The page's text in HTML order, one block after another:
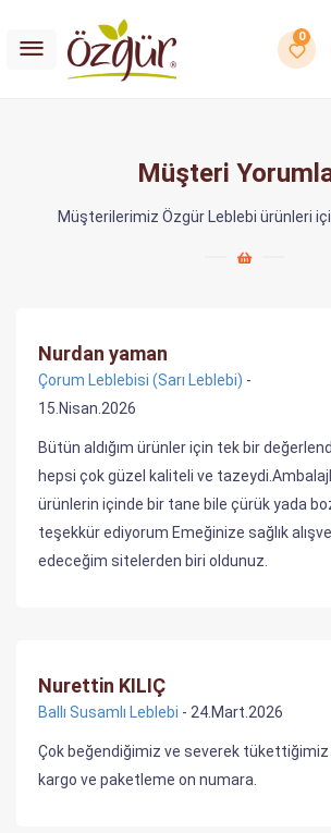
0
Müşteri
Müşterilerimiz Özgür Leblebi ürünleri
Nurdan yaman
Çorum Leblebisi (Sarı Leblebi) -
15.Nisan.2026
Bütün aldığım ürünler için tek bir
hepsi çok güzel kaliteli ve
ürünlerin içinde bir tane bile çürük yada
teşekkür ediyorum Emeğinize sağlık
edeceğim sitelerden biri oldunuz.
Nurettin KILIÇ
Ballı Susamlı Leblebi - 24.Mart.2026
Çok beğendiğimiz ve severek
kargo ve paketleme on numara.